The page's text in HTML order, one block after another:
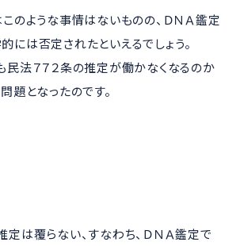
のような事情はないものの、ＤＮＡ鑑定
には否定されたといえるでしょう。
民法７７２条の推定が働かなくなるのか
題となったのです。
定は覆らない、すなわち、ＤＮＡ鑑定で